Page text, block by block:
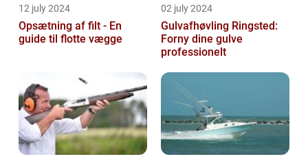
12 july 2024
Opsætning af filt - En
guide til flotte vægge
02 july 2024
Gulvafhøvling Ringsted:
Forny dine gulve
professionelt